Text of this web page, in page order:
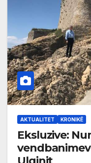
AKTUALITET KRONIKË
Eksluzive: